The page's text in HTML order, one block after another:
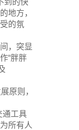
到的快
地方，
的氛
，突显
“胖胖
原则，
通工具
所有人